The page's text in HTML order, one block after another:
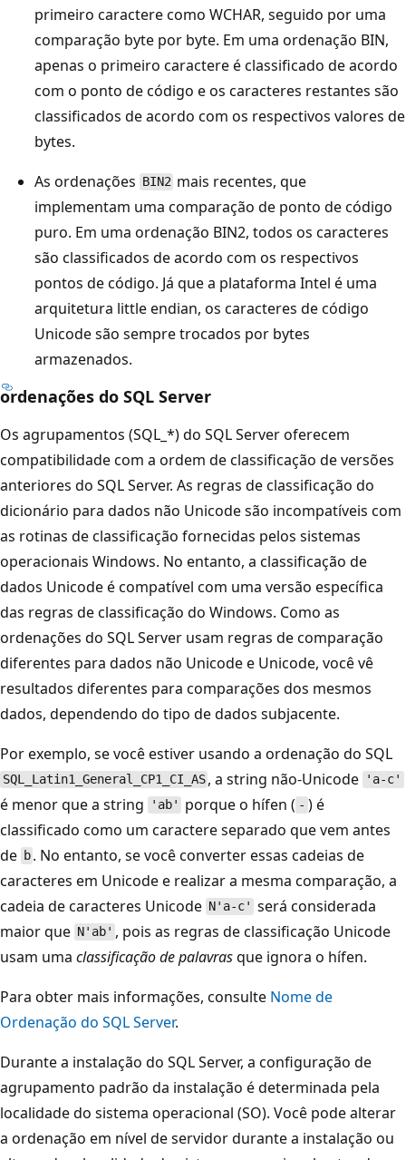
primeiro caractere como WCHAR, seguido por uma
comparação byte por byte. Em uma ordenação BIN,
apenas o primeiro caractere é classificado de acordo
com o ponto de código e os caracteres restantes são
classificados de acordo com os respectivos valores de
bytes.
As ordenações BIN2 mais recentes, que
implementam uma comparação de ponto de código
puro. Em uma ordenação BIN2, todos os caracteres
são classificados de acordo com os respectivos
pontos de código. Já que a plataforma Intel é uma
arquitetura little endian, os caracteres de código
Unicode são sempre trocados por bytes
armazenados.
ordenações do SQL Server
Os agrupamentos (SQL_*) do SQL Server oferecem
compatibilidade com a ordem de classificação de versões
anteriores do SQL Server. As regras de classificação do
dicionário para dados não Unicode são incompatíveis com
as rotinas de classificação fornecidas pelos sistemas
operacionais Windows. No entanto, a classificação de
dados Unicode é compatível com uma versão específica
das regras de classificação do Windows. Como as
ordenações do SQL Server usam regras de comparação
diferentes para dados não Unicode e Unicode, você vê
resultados diferentes para comparações dos mesmos
dados, dependendo do tipo de dados subjacente.
Por exemplo, se você estiver usando a ordenação do SQL
SQL_Latin1_General_CP1_CI_AS , a string não-Unicode 'a-c'
é menor que a string 'ab' porque o hífen ( - ) é
classificado como um caractere separado que vem antes
de b . No entanto, se você converter essas cadeias de
caracteres em Unicode e realizar a mesma comparação, a
cadeia de caracteres Unicode N'a-c' será considerada
maior que N'ab' , pois as regras de classificação Unicode
usam uma classificação de palavrasque ignora o hífen.
Para obter mais informações, consulte Nome de
Ordenação do SQL Server.
Durante a instalação do SQL Server, a configuração de
agrupamento padrão da instalação é determinada pela
localidade do sistema operacional (SO). Você pode alterar
a ordenação em nível de servidor durante a instalação ou